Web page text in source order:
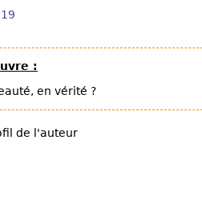
:
en vérité ?
de l'auteur